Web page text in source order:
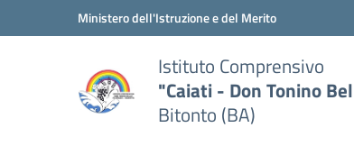
Vai ai contenuti
Vai al menu di navigazioneMinistero dell'Istruzione e del Merito
Istituto Comprensivo
"Caiati - Don Tonino
Bitonto (BA)